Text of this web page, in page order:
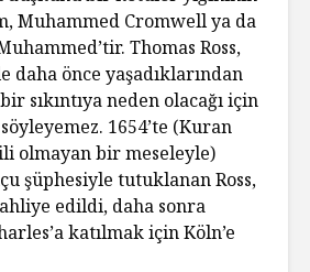
Muhammed Cromwell ya da
Thomas Ross,
daha önce yaşadıklarından
sıkıntıya neden olacağı için
1654’te (Kuran
olmayan bir meseleyle)
şüphesiyle tutuklanan Ross,
edildi, daha sonra
katılmak için Köln’e